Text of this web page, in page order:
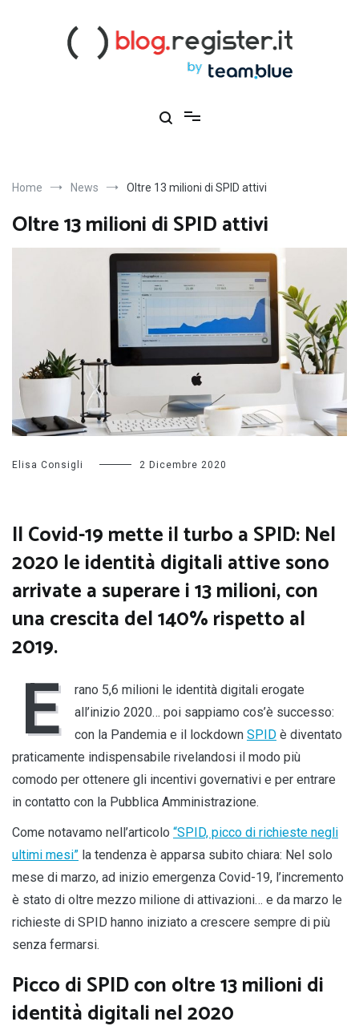
Home News Oltre 13 milioni di SPID attivi
Oltre 13 milioni di SPID attivi
Elisa Consigli 2 Dicembre 2020
Il Covid-19 mette il turbo a SPID: Nel
2020 leidentità digitali attive sono
arrivate a superare i 13 milioni, con
una crescita del 140% rispetto al
2019.
E
rano 5,6 milioni le identità digitali erogate
all’inizio 2020… poi sappiamo cos’è successo:
con la Pandemia e il lockdown SPID è diventato
praticamente indispensabile rivelandosi il modo più
comodo per ottenere gli incentivi governativi e per entrare
in contatto con la Pubblica Amministrazione.
Come notavamo nell’articolo “SPID, picco di richieste negli
ultimi mesi” la tendenza è apparsa subito chiara: Nel solo
mese di marzo, ad inizio emergenza Covid-19, l’incremento
è stato di oltre mezzo milione di attivazioni… e da marzo le
richieste di SPID hanno iniziato a crescere sempre di più
senza fermarsi.
Picco di SPID con oltre 13 milioni di
identità digitali nel 2020